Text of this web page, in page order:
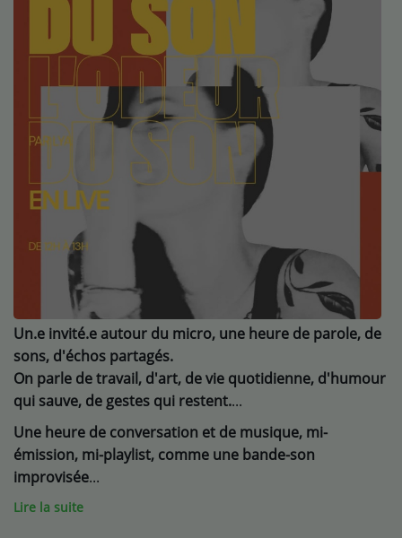
Radio
Emissions
Equipes
Médias
Podcasts
Photos
Participez
Dédicaces
Jeux Concours
Contact
Un.e invité.e autour du micro, une heure de parole, de
sons, d'échos partagés.
On parle de travail, d'art, de vie quotidienne, d'humour
qui sauve, de gestes qui restent.
Une heure de conversation et de musique, mi-
émission, mi-playlist, comme une bande-son
improvisée
Lire la suite